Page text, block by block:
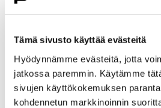
Tämä sivusto käyttää evästeitä
Hyödynnämme evästeitä, jotta
jatkossa paremmin. Käytämme
sivujen käyttökokemuksen
kohdennetun markkinoinnin
Etusivu Kasvatus ja
Päättyneet hankkeet
Priima
Priima-päivä 25.8. Porissa
Priima-päivä